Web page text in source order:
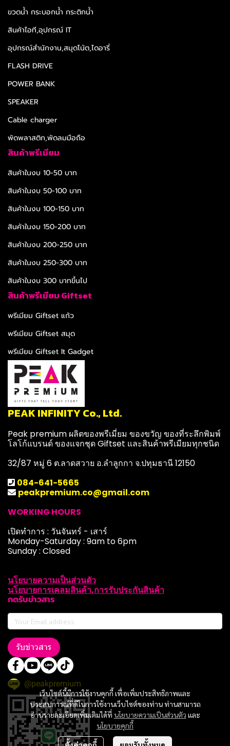
เว็บไซต์นี้มีการใช้งานคุกกี้ เพื่อเพิ่มประสิทธิภาพและ
ประสบการณ์ที่ดีในการใช้งานเว็บไซต์ของท่าน ท่านสามารถ
อ่านรายละเอียดเพิ่มเติมได้ที่ นโยบายความเป็นส่วนตัว และ
นโยบายคุกกี้
ขวดน้ำ กระบอกน้ำ กระติกน้ำ
สินค้าไอที,อุปกรณ์ IT
อุปกรณ์สำนักงาน,สมุดโน้ต,ไดอารี่
FLASH DRIVE
POWER BANK
SPEAKER
Cable charger
พัดพลาสติก,พัดลมมือถือ
สินค้าพรีเมียม
สินค้าในงบ 10-50 บาท
สินค้าในงบ 50-100 บาท
สินค้าในงบ 100-150 บาท
สินค้าในงบ 150-200 บาท
สินค้าในงบ 200-250 บาท
สินค้าในงบ 250-300 บาท
สินค้าในงบ 300 บาทขึ้นไป
สินค้าพรีเมียม Giftset
พรีเมียม Giftset แก้ว
พรีเมียม Giftset สมุด
พรีเมียม Giftset It Gadget
PEAK INFINITY Co., Ltd.
Peak premium ผลิตของพรีเมี่ยม ของขวัญ ของที่ระลึกพิมพ์
โลโก้แบรนด์ ของแจกชุด Giftset และสินค้าพรีเมียมทุกชนิด
32/87 หมู่ 6 ต.ลาดสวาย อ.ลำลูกกา จ.ปทุมธานี 12150
084-641-5665
peakpremium.co@gmail.com
WORKING HOURS
เปิดทำการ : วันจันทร์ - เสาร์
Monday-Saturday : 9am to 6pm
Sunday : Closed
นโยบายความเป็นส่วนตัว
นโยบายการเคลมสินค้า,การรับประกันสินค้า
กดรับข่าวสาร
รับข่าวสาร
@peakpremium